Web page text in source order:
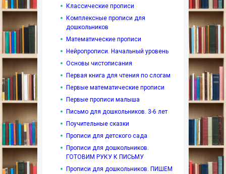
Классические прописи
Комплексные прописи для
дошкольников
Математические прописи
Нейропрописи. Начальный уровень
Основы чистописания
Первая книга для чтения по слогам
Первые математические прописи
Первые прописи малыша
Письмо для дошкольников. 3-6 лет
Поучительные сказки
Прописи для детского сада
Прописи для дошкольников.
ГОТОВИМ РУКУ К ПИСЬМУ
Прописи для дошкольников. ПИШЕМ